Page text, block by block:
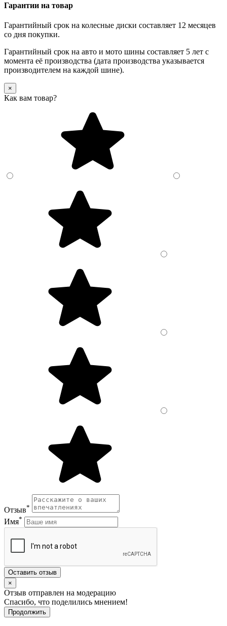
Гарантии на товар
Гарантийный срок на колесные диски составляет 12 месяцев
со дня покупки.
Гарантийный срок на авто и мото шины составляет 5 лет с
момента её производства (дата производства указывается
производителем на каждой шине).
×
Как вам товар?
Отзыв*
Имя*
Оставить отзыв
×
Отзыв отправлен на модерацию
Спасибо, что поделились мнением!
Продолжить